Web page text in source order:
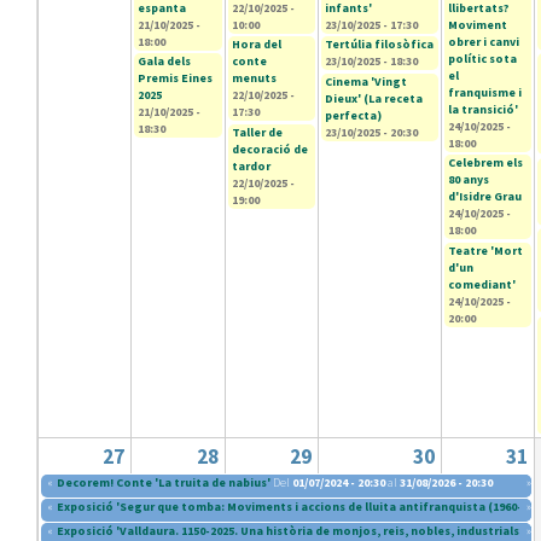
espanta
21/10/2025 -
18:00
Gala dels
Premis Eines
2025
21/10/2025 -
18:30
22/10/2025 -
10:00
Hora del
conte
menuts
22/10/2025 -
17:30
Taller de
decoració de
tardor
22/10/2025 -
19:00
infants'
23/10/2025 - 17:30
Tertúlia filosòfica
23/10/2025 - 18:30
Cinema 'Vingt
Dieux' (La receta
perfecta)
23/10/2025 - 20:30
llibertats?
Moviment
obrer i canvi
polític sota
el
franquisme i
la transició'
24/10/2025 -
18:00
Celebrem els
80 anys
d'Isidre Grau
24/10/2025 -
18:00
Teatre 'Mort
d'un
comediant'
24/10/2025 -
20:00
27 28 29 30 31
« Decorem! Conte 'La truita de nabius' Del 01/07/2024 - 20:30al 31/08/2026 - 20:30
»
« Exposició 'Segur que tomba: Moviments i accions de lluita antifranquista (1960- »
« Exposició 'Valldaura. 1150-2025. Una història de monjos, reis, nobles, industrials i»